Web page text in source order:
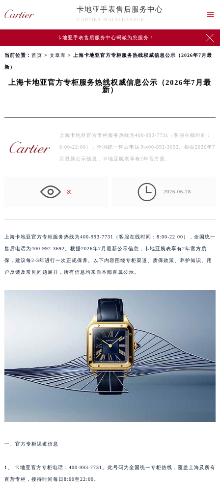
卡地亚手表售后服务中心
CARTIER MAINTENANCE

卡地亚手表售后服务中心竭诚为您服务！ 
当前位置： 首页 > 文章库 > 上海卡地亚官方专柜服务热线权威信息公示（2026年7月最
新）
上海卡地亚官方专柜服务热线权威信息公示（2026年7月最
新）
上海卡地亚官方专柜服务热线为400-993-7731（客服在线时间：
8:00-22:00），全国统一售后电话为400-992-3692。根据2026年7
月最新公示信息，卡地亚腕表享有2年官方质…
次  2026-06-28
上海卡地亚官方专柜服务热线为400-993-7731（客服在线时间：8:00-22:00），全国统一
售后电话为400-992-3692。根据2026年7月最新公示信息，卡地亚腕表享有2年官方质
保，建议每2-3年进行一次正规保养。以下内容围绕专柜渠道、质保政策、养护知识、用
户反馈及常见问题展开，所有信息均来自本部直属公示。
一、官方专柜渠道信息
1、 卡地亚官方专柜电话：400-993-7731。此号码为全国统一专柜热线，覆盖上海及所有
直营专柜，接待时间每日8:00至22:00。